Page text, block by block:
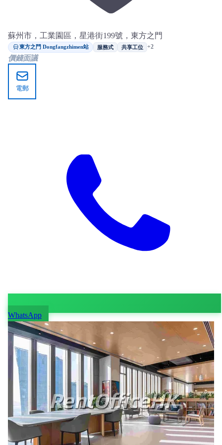
蘇州市，工業園區，星港街199號，東方之門
東方之門 Dongfangzhimen站 服務式 共享工位 +2
價錢面議
電郵
WhatsApp